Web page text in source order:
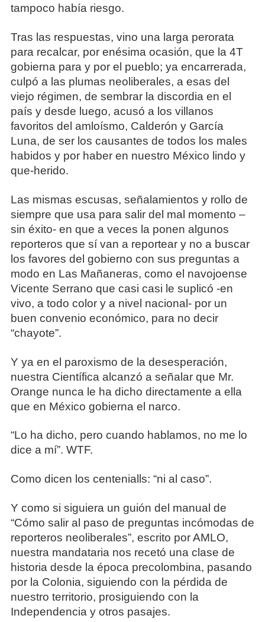
tampoco había riesgo.
Tras las respuestas, vino una larga perorata
para recalcar, por enésima ocasión, que la 4T
gobierna para y por el pueblo; ya encarrerada,
culpó a las plumas neoliberales, a esas del
viejo régimen, de sembrar la discordia en el
país y desde luego, acusó a los villanos
favoritos del amloísmo, Calderón y García
Luna, de ser los causantes de todos los males
habidos y por haber en nuestro México lindo y
que-herido.
Las mismas escusas, señalamientos y rollo de
siempre que usa para salir del mal momento –
sin éxito- en que a veces la ponen algunos
reporteros que sí van a reportear y no a buscar
los favores del gobierno con sus preguntas a
modo en Las Mañaneras, como el navojoense
Vicente Serrano que casi casi le suplicó -en
vivo, a todo color y a nivel nacional- por un
buen convenio económico, para no decir
“chayote”.
Y ya en el paroxismo de la desesperación,
nuestra Científica alcanzó a señalar que Mr.
Orange nunca le ha dicho directamente a ella
que en México gobierna el narco.
“Lo ha dicho, pero cuando hablamos, no me lo
dice a mí”. WTF.
Como dicen los centenialls: “ni al caso”.
Y como si siguiera un guión del manual de
“Cómo salir al paso de preguntas incómodas de
reporteros neoliberales”, escrito por AMLO,
nuestra mandataria nos recetó una clase de
historia desde la época precolombina, pasando
por la Colonia, siguiendo con la pérdida de
nuestro territorio, prosiguiendo con la
Independencia y otros pasajes.